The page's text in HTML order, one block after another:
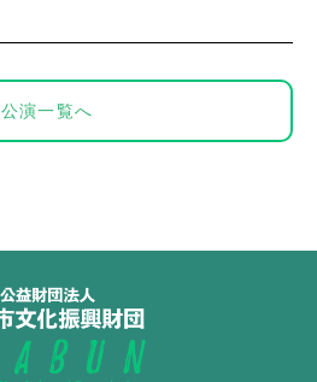
公演一覧へ